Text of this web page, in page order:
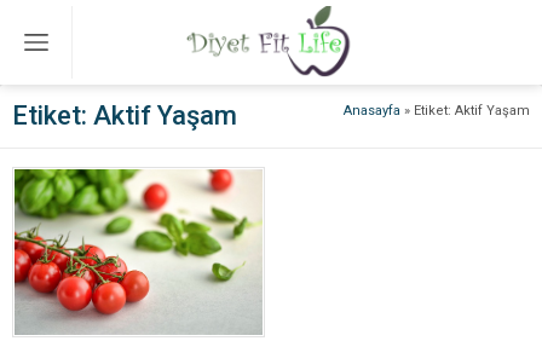
Anasayfa » Etiket: Aktif Yaşam
Etiket: Aktif Yaşam